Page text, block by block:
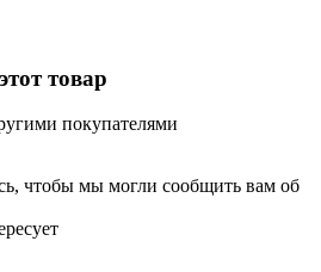
товар
покупателями
чтобы мы могли сообщить вам об